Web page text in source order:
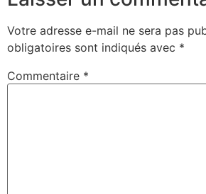
Votre adresse e-mail ne sera pas
obligatoires sont indiqués avec *
Commentaire *